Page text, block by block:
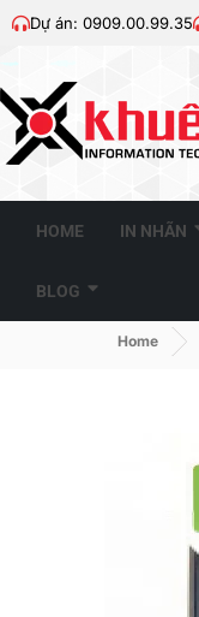
Dự án: 0909.00.99.35
HOME IN NHÃN
BLOG
Home